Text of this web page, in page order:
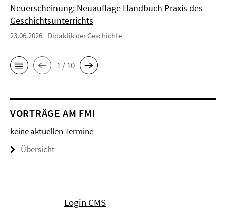
Neuerscheinung: Neuauflage Handbuch Praxis des
Geschichtsunterrichts
23.06.2026 Didaktik der Geschichte
1 / 10
VORTRÄGE AM FMI
keine aktuellen Termine
Übersicht
Login CMS